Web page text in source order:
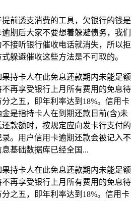
前透支消费的工具，欠银行的钱是
期后大家不要想着躲避债务，我们
接听银行催收电话就消失，所以拒
躲避催收这些方法是不可取的。
持卡人在此免息还款期内未能足额
再享受银行上月所有费用的免息待
之五，即年利率达到18%。信用卡
是指持卡人在到期还款日前(含)未
款额时，按规定应向发卡行支付的
。用户信用卡逾期还款会被记入不
基础数据库已经全国...
持卡人在此免息还款期内未能足额
再享受银行上月所有费用的免息待
之五，即年利率达到18%。信用卡